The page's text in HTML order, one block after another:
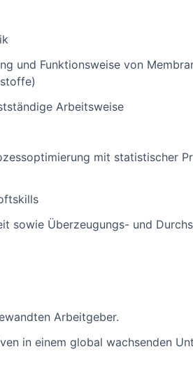
und Funktionsweise von
Arbeitsweise
mit statistischer
sowie Überzeugungs- und
Arbeitgeber.
in einem global wachsenden